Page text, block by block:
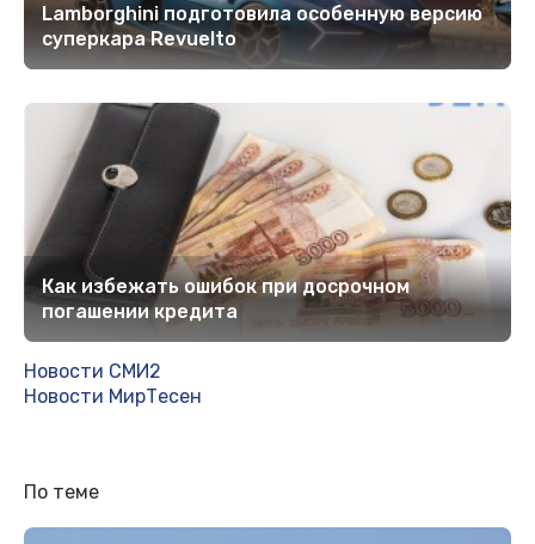
Lamborghini подготовила особенную версию
суперкара Revuelto
Кaк избежать ошибок при досрочном
погашении кредита
Новости СМИ2
Новости МирТесен
По теме